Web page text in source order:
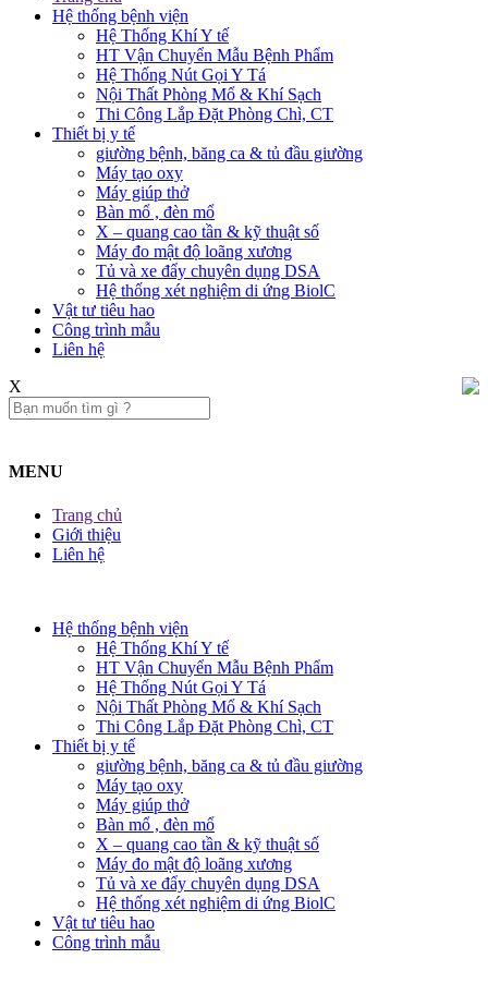
Hệ thống bệnh viện
Hệ Thống Khí Y tế
HT Vận Chuyển Mẫu Bệnh Phẩm
Hệ Thống Nút Gọi Y Tá
Nội Thất Phòng Mổ & Khí Sạch
Thi Công Lắp Đặt Phòng Chì, CT
Thiết bị y tế
giường bệnh, băng ca & tủ đầu giường
Máy tạo oxy
Máy giúp thở
Bàn mổ , đèn mổ
X – quang cao tần & kỹ thuật số
Máy đo mật độ loãng xương
Tủ và xe đẩy chuyên dụng DSA
Hệ thống xét nghiệm di ứng BiolC
Vật tư tiêu hao
Công trình mẫu
Liên hệ​
X
MENU
Trang chủ
Giới thiệu
Liên hệ​
Hệ thống bệnh viện
Hệ Thống Khí Y tế
HT Vận Chuyển Mẫu Bệnh Phẩm
Hệ Thống Nút Gọi Y Tá
Nội Thất Phòng Mổ & Khí Sạch
Thi Công Lắp Đặt Phòng Chì, CT
Thiết bị y tế
giường bệnh, băng ca & tủ đầu giường
Máy tạo oxy
Máy giúp thở
Bàn mổ , đèn mổ
X – quang cao tần & kỹ thuật số
Máy đo mật độ loãng xương
Tủ và xe đẩy chuyên dụng DSA
Hệ thống xét nghiệm di ứng BiolC
Vật tư tiêu hao
Công trình mẫu